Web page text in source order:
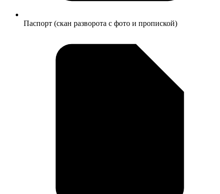
Паспорт (скан разворота с фото и пропиской)